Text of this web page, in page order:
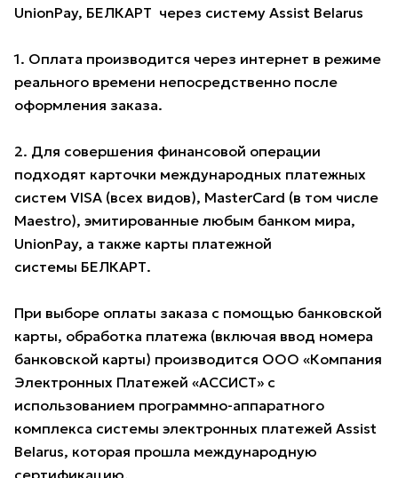
UnionPay, БЕЛКАРТ через систему Assist Belarus
1. Оплата производится через интернет в режиме
реального времени непосредственно после
оформления заказа.
2. Для совершения финансовой операции
подходят карточки международных платежных
систем VISA (всех видов), MasterCard (в том числе
Maestro), эмитированные любым банком мира,
UnionPay, а также карты платежной
системы БЕЛКАРТ.
При выборе оплаты заказа с помощью банковской
карты, обработка платежа (включая ввод номера
банковской карты) производится ООО «Компания
Электронных Платежей «АССИСТ» с
использованием программно-аппаратного
комплекса системы электронных платежей Assist
Belarus, которая прошла международную